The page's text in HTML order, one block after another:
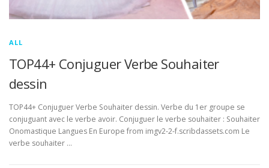
ALL
TOP44+ Conjuguer Verbe Souhaiter
dessin
TOP44+ Conjuguer Verbe Souhaiter dessin. Verbe du 1er groupe se
conjuguant avec le verbe avoir. Conjuguer le verbe souhaiter : Souhaiter
Onomastique Langues En Europe from imgv2-2-f.scribdassets.com Le
verbe souhaiter …